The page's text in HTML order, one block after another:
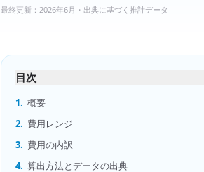
最終更新： 2026年6月 ・出典に基づく推計データ
目次
1. 概要
2. 費用レンジ
3. 費用の内訳
4. 算出方法とデータの出典